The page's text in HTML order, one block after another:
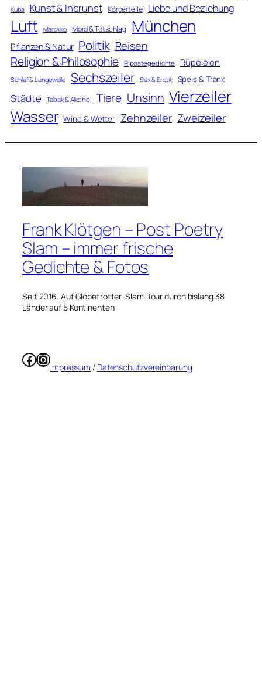
Kuba Kunst & Inbrunst Körperteile Liebe und Beziehung
Luft Marokko Mord & Totschlag München
Pflanzen & Natur Politik Reisen
Religion & Philosophie Ripostegedichte Rüpeleien
Schlaf & Langeweile Sechszeiler Sex & Erotik Speis & Trank
Städte Tabak & Alkohol Tiere Unsinn Vierzeiler
Wasser Wind & Wetter Zehnzeiler Zweizeiler
Frank Klötgen – Post Poetry
Slam – immer frische
Gedichte & Fotos
Seit 2016. Auf Globetrotter-Slam-Tour durch bislang 38
Länder auf 5 Kontinenten
Facebook
Instagram
Impressum / Datenschutzvereinbarung